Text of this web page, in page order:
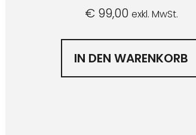
€99,00 exkl. MwSt.
IN DEN WARENKORB